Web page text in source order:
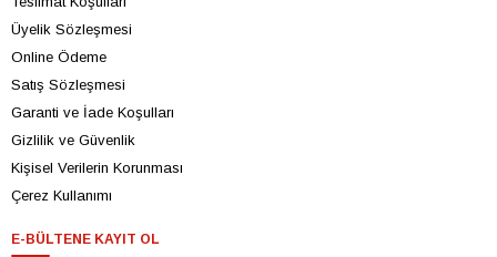
Üyelik Sözleşmesi
Online Ödeme
Satış Sözleşmesi
Garanti ve İade Koşulları
Gizlilik ve Güvenlik
Kişisel Verilerin Korunması
Çerez Kullanımı
E-BÜLTENE KAYIT OL